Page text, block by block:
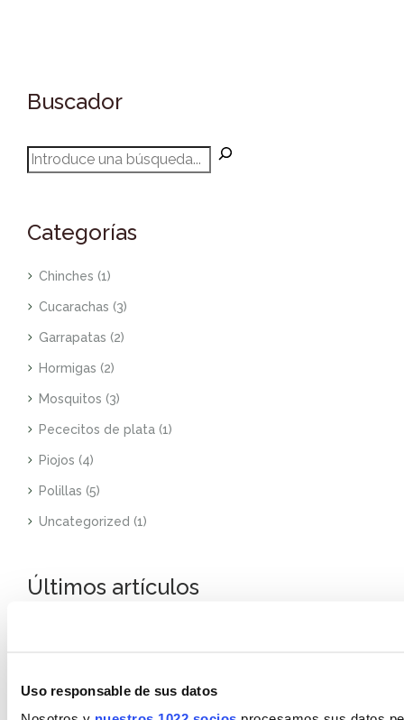
Uso responsable de sus datos
Buscador
Categorías
Chinches (1)
Cucarachas (3)
Garrapatas (2)
Hormigas (2)
Mosquitos (3)
Pececitos de plata (1)
Piojos (4)
Polillas (5)
Uncategorized (1)
Últimos artículos
eliminar pulgas en casa